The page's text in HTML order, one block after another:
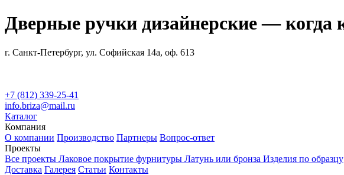
Дверные ручки дизайнерские — когда
г. Санкт-Петербург, ул. Софийская 14а, оф. 613
+7 (812) 339-25-41
info.briza@mail.ru
Каталог
Компания
О компании Производство Партнеры Вопрос-ответ
Проекты
Все проекты Лаковое покрытие фурнитуры Латунь или бронза Изделия по образцу
Доставка Галерея Статьи Контакты